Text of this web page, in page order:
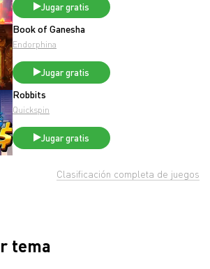
Jugar gratis
Book of Ganesha
Endorphina
Jugar gratis
Robbits
Quickspin
Jugar gratis
Clasificación completa de juegos
tema